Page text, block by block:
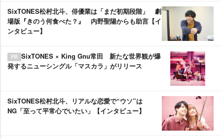
SixTONES松村北斗、俳優業は「まだ初期段階」 劇
場版『きのう何食べた？』 内野聖陽からも助言【イ
ンタビュー】
SixTONES × King Gnu常田 新たな世界観が爆
発するニューシングル「マスカラ」がリリース
SixTONES松村北斗、リアルな恋愛で“ウソ”は
NG「至って平常心でいたい」【インタビュー】